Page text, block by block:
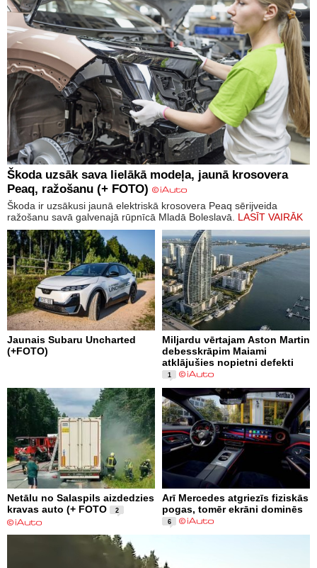
Škoda uzsāk sava lielākā modeļa, jaunā krosovera
Peaq, ražošanu (+ FOTO)
Škoda ir uzsākusi jaunā elektriskā krosovera Peaq sērijveida
ražošanu savā galvenajā rūpnīcā Mladā Boleslavā. LASĪT VAIRĀK
Jaunais Subaru Uncharted
(+FOTO)
Miljardu vērtajam Aston Martin
debesskrāpim Maiami
atklājušies nopietni defekti
1
Netālu no Salaspils aizdedzies
kravas auto (+ FOTO
2
Arī Mercedes atgriezīs fiziskās
pogas, tomēr ekrāni dominēs
6